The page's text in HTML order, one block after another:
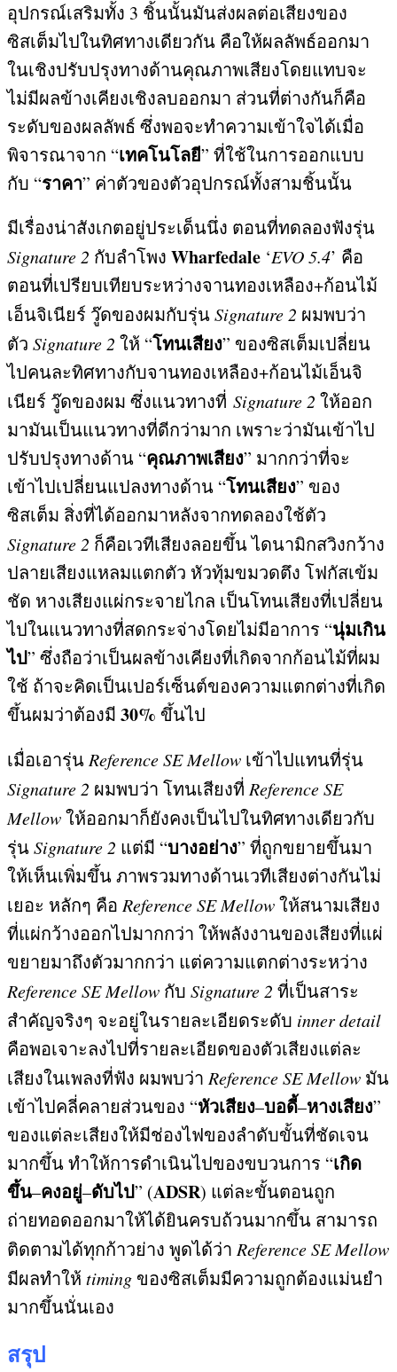
อุปกรณ์เสริมทั้ง 3 ชิ้นนั้นมันส่งผลต่อเสียงของ
ซิสเต็มไปในทิศทางเดียวกัน คือให้ผลลัพธ์ออกมา
ในเชิงปรับปรุงทางด้านคุณภาพเสียงโดยแทบจะ
ไม่มีผลข้างเคียงเชิงลบออกมา ส่วนที่ต่างกันก็คือ
ระดับของผลลัพธ์ ซึ่งพอจะทำความเข้าใจได้เมื่อ
พิจารณาจาก “เทคโนโลยี” ที่ใช้ในการออกแบบ
กับ “ราคา” ค่าตัวของตัวอุปกรณ์ทั้งสามชิ้นนั้น
มีเรื่องน่าสังเกตอยู่ประเด็นนึ่ง ตอนที่ทดลองฟังรุ่น
Signature 2 กับลำโพง Wharfedale ‘EVO 5.4’ คือ
ตอนที่เปรียบเทียบระหว่างจานทองเหลือง+ก้อนไม้
เอ็นจิเนียร์ วู๊ดของผมกับรุ่นSignature 2 ผมพบว่า
ตัว Signature 2 ให้ “โทนเสียง” ของซิสเต็มเปลี่ยน
ไปคนละทิศทางกับจานทองเหลือง+ก้อนไม้เอ็นจิ
เนียร์ วู๊ดของผม ซึ่งแนวทางที่ Signature 2 ให้ออก
มามันเป็นแนวทางที่ดีกว่ามาก เพราะว่ามันเข้าไป
ปรับปรุงทางด้าน “คุณภาพเสียง” มากกว่าที่จะ
เข้าไปเปลี่ยนแปลงทางด้าน “โทนเสียง” ของ
ซิสเต็ม สิ่งที่ได้ออกมาหลังจากทดลองใช้ตัว
Signature 2 ก็คือเวทีเสียงลอยขึ้น ไดนามิกสวิงกว้าง
ปลายเสียงแหลมแตกตัว หัวทุ้มขมวดตึง โฟกัสเข้ม
ชัด หางเสียงแผ่กระจายไกล เป็นโทนเสียงที่เปลี่ยน
ไปในแนวทางที่สดกระจ่างโดยไม่มีอาการ “นุ่มเกิน
ไป” ซึ่งถือว่าเป็นผลข้างเคียงที่เกิดจากก้อนไม้ที่ผม
ใช้ ถ้าจะคิดเป็นเปอร์เซ็นต์ของความแตกต่างที่เกิด
ขึ้นผมว่าต้องมี 30% ขึ้นไป
เมื่อเอารุ่น Reference SE Mellow เข้าไปแทนที่รุ่น
Signature 2 ผมพบว่า โทนเสียงที่ Reference SE
Mellowให้ออกมาก็ยังคงเป็นไปในทิศทางเดียวกับ
รุ่นSignature 2 แต่มี “บางอย่าง” ที่ถูกขยายขึ้นมา
ให้เห็นเพิ่มขึ้น ภาพรวมทางด้านเวทีเสียงต่างกันไม่
เยอะ หลักๆ คือ Reference SE Mellowให้สนามเสียง
ที่แผ่กว้างออกไปมากกว่า ให้พลังงานของเสียงที่แผ่
ขยายมาถึงตัวมากกว่า แต่ความแตกต่างระหว่าง
Reference SE Mellow กับ Signature 2 ที่เป็นสาระ
สำคัญจริงๆ จะอยู่ในรายละเอียดระดับ inner detail
คือพอเจาะลงไปที่รายละเอียดของตัวเสียงแต่ละ
เสียงในเพลงที่ฟัง ผมพบว่า Reference SE Mellow มัน
เข้าไปคลี่คลายส่วนของ “หัวเสียง–บอดี้–หางเสียง”
ของแต่ละเสียงให้มีช่องไฟของลำดับขั้นที่ชัดเจน
มากขึ้น ทำให้การดำเนินไปของขบวนการ “เกิด
ขึ้น–คงอยู่–ดับไป” (ADSR) แต่ละขั้นตอนถูก
ถ่ายทอดออกมาให้ได้ยินครบถ้วนมากขึ้น สามารถ
ติดตามได้ทุกก้าวย่าง พูดได้ว่า Reference SE Mellow
มีผลทำให้ timing ของซิสเต็มมีความถูกต้องแม่นยำ
มากขึ้นนั่นเอง
สรุป